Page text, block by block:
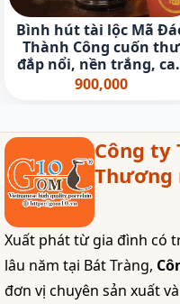
Bình hút tài lộc Mã
Thành Công cuốn thư
đắp nổi, nền trắng,
22cm
900,000
Công ty
Thương
Xuất phát từ gia đình có
lâu năm tại Bát Tràng,
đơn vị chuyên sản xuất